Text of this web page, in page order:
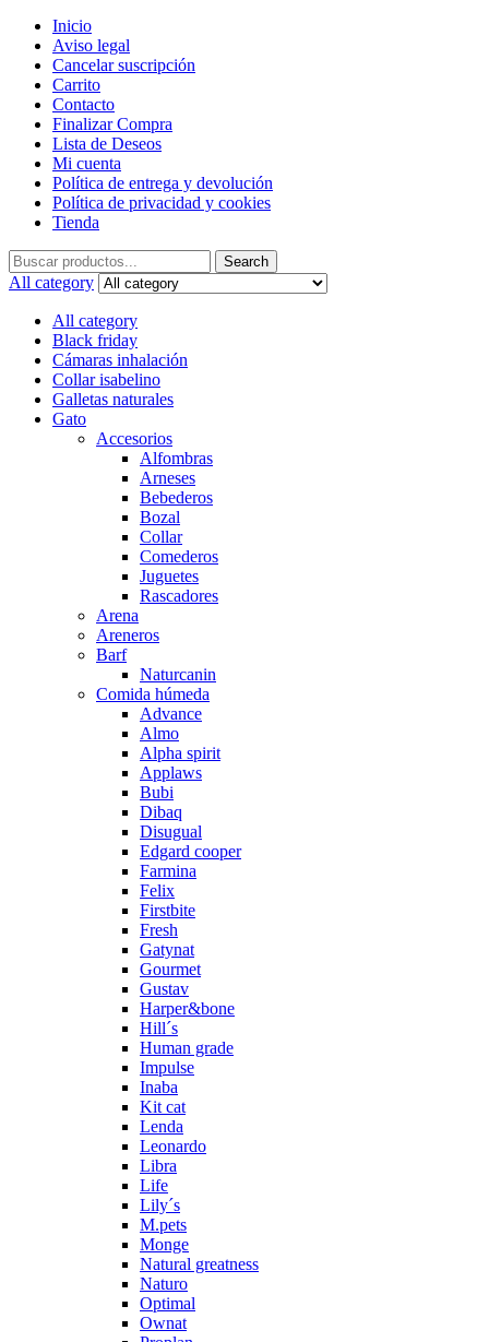
Inicio
Aviso legal
Cancelar suscripción
Carrito
Contacto
Finalizar Compra
Lista de Deseos
Mi cuenta
Política de entrega y devolución
Política de privacidad y cookies
Tienda
Search
for:
Search
All category
All category
Black friday
Cámaras inhalación
Collar isabelino
Galletas naturales
Gato
Accesorios
Alfombras
Arneses
Bebederos
Bozal
Collar
Comederos
Juguetes
Rascadores
Arena
Areneros
Barf
Naturcanin
Comida húmeda
Advance
Almo
Alpha spirit
Applaws
Bubi
Dibaq
Disugual
Edgard cooper
Farmina
Felix
Firstbite
Fresh
Gatynat
Gourmet
Gustav
Harper&bone
Hill´s
Human grade
Impulse
Inaba
Kit cat
Lenda
Leonardo
Libra
Life
Lily´s
M.pets
Monge
Natural greatness
Naturo
Optimal
Ownat